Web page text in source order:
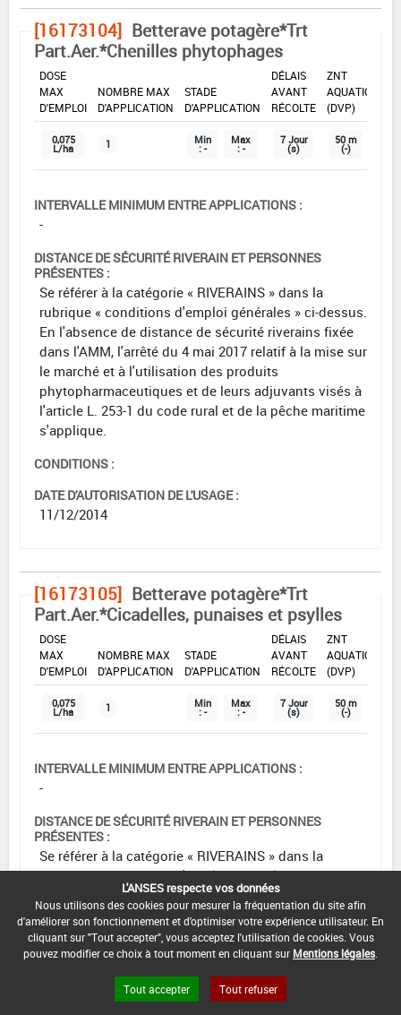
[16173104] Betterave potagère*Trt
Part.Aer.*Chenilles phytophages
DOSE
MAX
D'EMPLOI
NOMBRE MAX
D'APPLICATION
STADE
D'APPLICATION
DÉLAIS
AVANT
RÉCOLTE
ZNT
AQUATIQUE
(DVP)
0,075
L/ha 1 Min
: -
Max
: -
7 Jour
(s)
50 m
(-)
INTERVALLE MINIMUM ENTRE APPLICATIONS :
-
DISTANCE DE SÉCURITÉ RIVERAIN ET PERSONNES
PRÉSENTES :
Se référer à la catégorie « RIVERAINS » dans la
rubrique « conditions d'emploi générales » ci-dessus.
En l'absence de distance de sécurité riverains fixée
dans l'AMM, l'arrêté du 4 mai 2017 relatif à la mise sur
le marché et à l'utilisation des produits
phytopharmaceutiques et de leurs adjuvants visés à
l'article L. 253-1 du code rural et de la pêche maritime
s'applique.
CONDITIONS :
DATE D'AUTORISATION DE L'USAGE :
11/12/2014
[16173105] Betterave potagère*Trt
Part.Aer.*Cicadelles, punaises et psylles
DOSE
MAX
D'EMPLOI
NOMBRE MAX
D'APPLICATION
STADE
D'APPLICATION
DÉLAIS
AVANT
RÉCOLTE
ZNT
AQUATIQUE
(DVP)
0,075
L/ha 1 Min
: -
Max
: -
7 Jour
(s)
50 m
(-)
INTERVALLE MINIMUM ENTRE APPLICATIONS :
-
DISTANCE DE SÉCURITÉ RIVERAIN ET PERSONNES
PRÉSENTES :
Se référer à la catégorie « RIVERAINS » dans la
rubrique « conditions d'emploi générales » ci-dessus.
En l'absence de distance de sécurité riverains fixée
dans l'AMM, l'arrêté du 4 mai 2017 relatif à la mise sur
le marché et à l'utilisation des produits
phytopharmaceutiques et de leurs adjuvants visés à
l'article L. 253-1 du code rural et de la pêche maritime
L'ANSES respecte vos données
Nous utilisons des cookies pour mesurer la fréquentation du site afin
d'améliorer son fonctionnement et d'optimiser votre expérience utilisateur. En
cliquant sur "Tout accepter", vous acceptez l'utilisation de cookies. Vous
pouvez modifier ce choix à tout moment en cliquant sur Mentions légales
Tout accepter Tout refuser